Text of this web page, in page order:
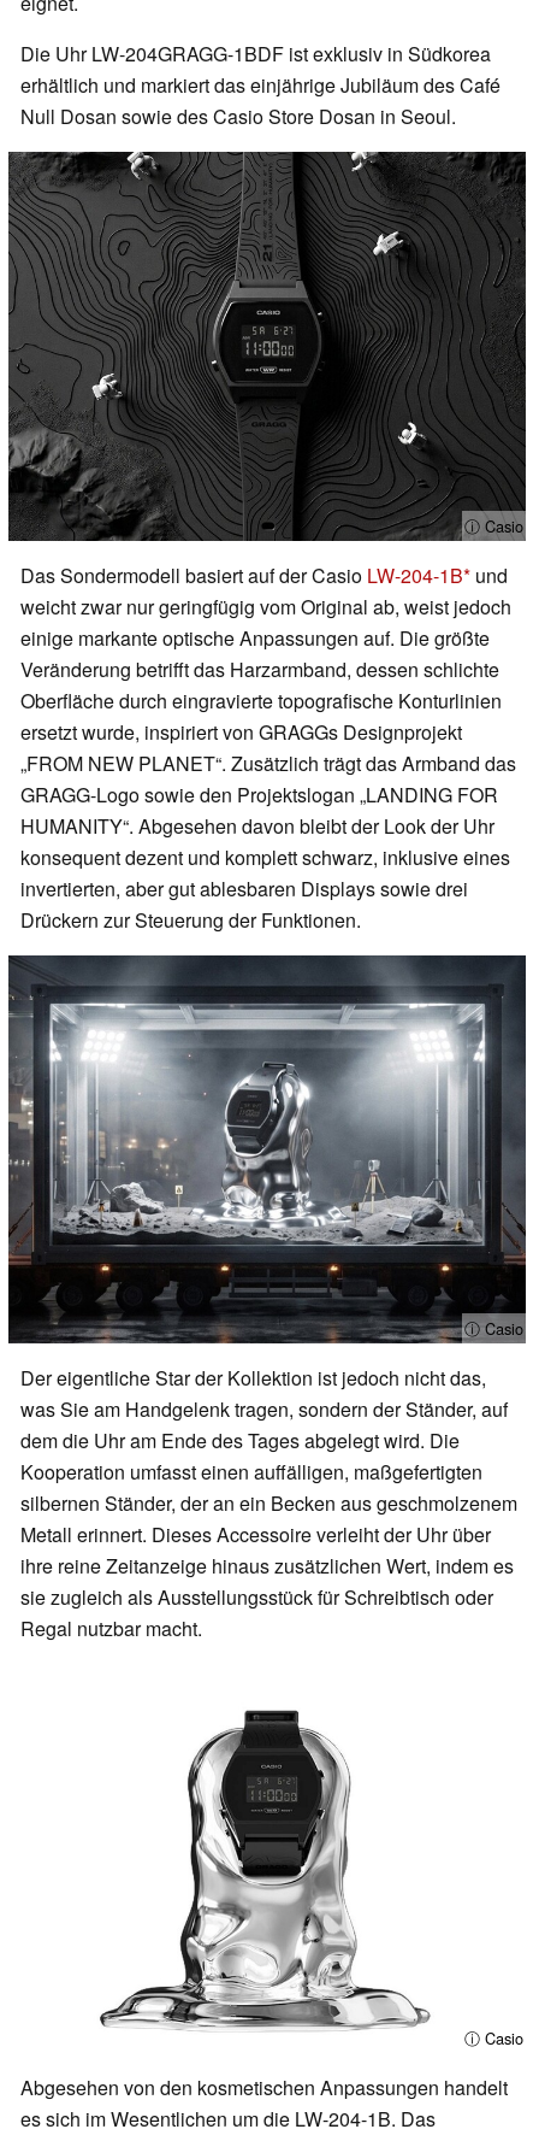
Die Uhr LW-204GRAGG-1BDF ist exklusiv in Südkorea
erhältlich und markiert das einjährige Jubiläum des Café
Null Dosan sowie des Casio Store Dosan in Seoul.
ⓘ Casio
Das Sondermodell basiert auf der Casio LW-204-1B und
weicht zwar nur geringfügig vom Original ab, weist jedoch
einige markante optische Anpassungen auf. Die größte
Veränderung betrifft das Harzarmband, dessen schlichte
Oberfläche durch eingravierte topografische Konturlinien
ersetzt wurde, inspiriert von GRAGGs Designprojekt
„FROM NEW PLANET“. Zusätzlich trägt das Armband das
GRAGG-Logo sowie den Projektslogan „LANDING FOR
HUMANITY“. Abgesehen davon bleibt der Look der Uhr
konsequent dezent und komplett schwarz, inklusive eines
invertierten, aber gut ablesbaren Displays sowie drei
Drückern zur Steuerung der Funktionen.
ⓘ Casio
Der eigentliche Star der Kollektion ist jedoch nicht das,
was Sie am Handgelenk tragen, sondern der Ständer, auf
dem die Uhr am Ende des Tages abgelegt wird. Die
Kooperation umfasst einen auffälligen, maßgefertigten
silbernen Ständer, der an ein Becken aus geschmolzenem
Metall erinnert. Dieses Accessoire verleiht der Uhr über
ihre reine Zeitanzeige hinaus zusätzlichen Wert, indem es
sie zugleich als Ausstellungsstück für Schreibtisch oder
Regal nutzbar macht.
ⓘ Casio
Abgesehen von den kosmetischen Anpassungen handelt
es sich im Wesentlichen um die LW-204-1B. Das